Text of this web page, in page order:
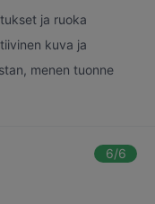
ja ruoka
kuva ja
menen tuonne
6/6